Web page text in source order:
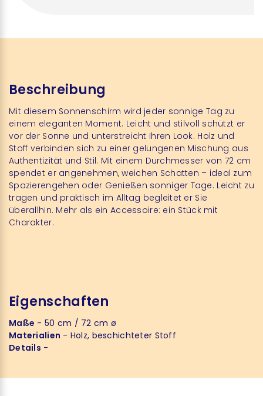
Beschreibung
Mit diesem Sonnenschirm wird jeder sonnige Tag zu
einem eleganten Moment. Leicht und stilvoll schützt er
vor der Sonne und unterstreicht Ihren Look. Holz und
Stoff verbinden sich zu einer gelungenen Mischung aus
Authentizität und Stil. Mit einem Durchmesser von 72 cm
spendet er angenehmen, weichen Schatten – ideal zum
Spazierengehen oder Genießen sonniger Tage. Leicht zu
tragen und praktisch im Alltag begleitet er Sie
überallhin. Mehr als ein Accessoire: ein Stück mit
Charakter.
Eigenschaften
Maße - 50 cm / 72 cm ø
Materialien - Holz, beschichteter Stoff
Details -